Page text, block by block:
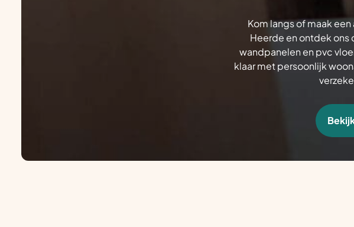
Kom langs of maak
Heerde en ontdek
wandpanelen en pvc
klaar met persoonlijk